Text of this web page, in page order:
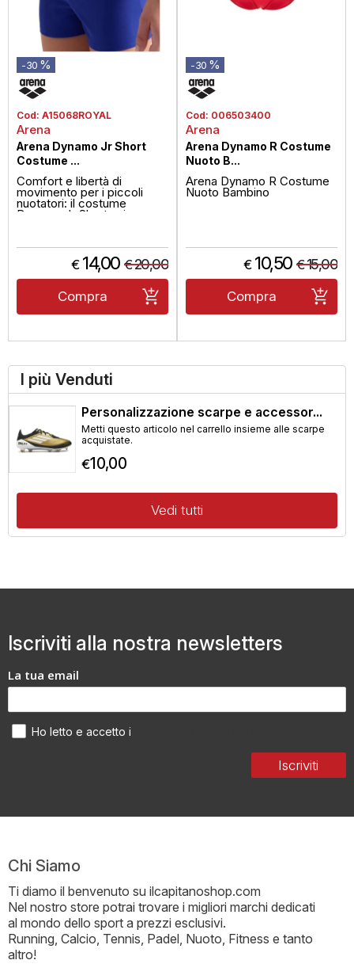
-30 %
Cod: A15068ROYAL
Arena
Arena Dynamo Jr Short
Costume ...
Comfort e libertà di
movimento per i piccoli
nuotatori: il costume
Dynamo Jr Short unisce
€ 14,00 €20,00
Compra
-30 %
Cod: 006503400
Arena
Arena Dynamo R Costume
Nuoto B...
Arena Dynamo R Costume
Nuoto Bambino
€ 10,50 €15,00
Compra
I più Venduti
Personalizzazione scarpe e accessor...
Metti questo articolo nel carrello insieme alle scarpe
acquistate.
€10,00
Vedi tutti
Iscriviti alla nostra newsletters
La tua email
Iscriviti
Ho letto e accetto i
Chi Siamo
Ti diamo il benvenuto su ilcapitanoshop.com
Nel nostro store potrai trovare i migliori marchi dedicati
al mondo dello sport a prezzi esclusivi.
Running, Calcio, Tennis, Padel, Nuoto, Fitness e tanto
altro!